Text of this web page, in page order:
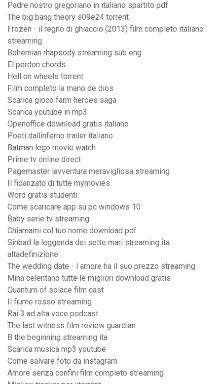
Padre nostro gregoriano in italiano spartito pdf
The big bang theory s09e24 torrent
Frozen - il regno di ghiaccio (2013) film completo italiano
streaming
Bohemian rhapsody streaming sub eng
El perdon chords
Hell on wheels torrent
Film completo la mano de dios
Scarica gioco farm heroes saga
Scarica youtube in mp3
Openoffice download gratis italiano
Poeti dallinferno trailer italiano
Batman lego movie watch
Prime tv online direct
Pagemaster lavventura meravigliosa streaming
Il fidanzato di tutte mymovies
Word gratis studenti
Come scaricare app su pc windows 10
Baby serie tv streaming
Chiamami col tuo nome download pdf
Sinbad la leggenda dei sette mari streaming ita
altadefinizione
The wedding date - l amore ha il suo prezzo streaming
Mina celentano tutte le migliori download gratis
Quantum of solace film cast
Il fiume rosso streaming
Rai 3 ad alta voce podcast
The last witness film review guardian
B the beginning streaming ita
Scarica musica mp3 youtube
Come salvare foto da instagram
Amore senza confini film completo streaming